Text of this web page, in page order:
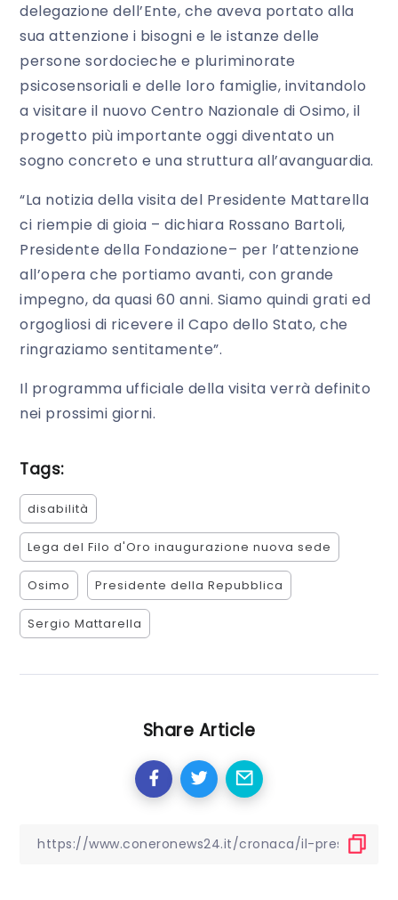
delegazione dell’Ente, che aveva portato alla
sua attenzione i bisogni e le istanze delle
persone sordocieche e pluriminorate
psicosensoriali e delle loro famiglie, invitandolo
a visitare il nuovo Centro Nazionale di Osimo, il
progetto più importante oggi diventato un
sogno concreto e una struttura all’avanguardia.
“La notizia della visita del Presidente Mattarella
ci riempie di gioia – dichiara Rossano Bartoli,
Presidente della Fondazione– per l’attenzione
all’opera che portiamo avanti, con grande
impegno, da quasi 60 anni. Siamo quindi grati ed
orgogliosi di ricevere il Capo dello Stato, che
ringraziamo sentitamente”.
Il programma ufficiale della visita verrà definito
nei prossimi giorni.
Tags:
disabilità
Lega del Filo d'Oro inaugurazione nuova sede
Osimo Presidente della Repubblica
Sergio Mattarella
Share Article